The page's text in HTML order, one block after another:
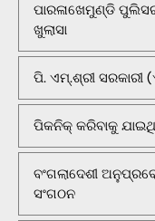
ପାରଳାଖେମୁଣ୍ଡି
ଖୁଲାସା
ପି. ଏମ୍.ଶ୍ରୀ ସରକାରୀ
ପିକନିକ୍‌ କରିବାକୁ
ବଂଗଲାଦେଶୀ
ସଂଗଠନ